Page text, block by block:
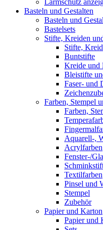
Lärmschutz
Basteln und Gestalten
Basteln und
Bastelsets
Stifte, Kreiden
Stifte,
Buntstifte
Kreide und
Bleistifte
Faser- und
Farben, Stempel
Farben,
Aquarell-,
Acrylfarben
Fenster-/
Textilfarben
Pinsel und
Stempel
Zubehör
Papier und Karton
Papier und